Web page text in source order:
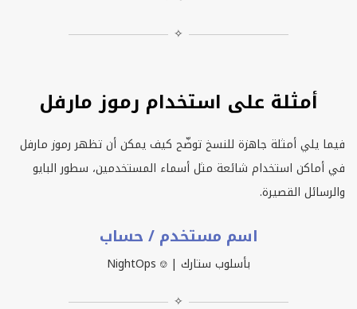
✧
أمثلة على استخدام رموز مارفل
فيما يلي أمثلة جاهزة للنسخ توضّح كيف يمكن أن تظهر رموز مارفل
في أماكن استخدام شائعة مثل أسماء المستخدمين، سطور البايو
والرسائل القصيرة.
اسم مستخدم / حساب
NightOps ⎊ | بأسلوب ستارك
✧